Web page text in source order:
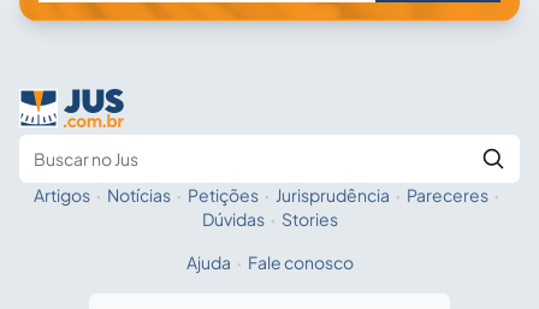
Fale com a IA
Artigos · Notícias · Petições · Jurisprudência · Pareceres ·
Dúvidas · Stories
Ajuda · Fale conosco